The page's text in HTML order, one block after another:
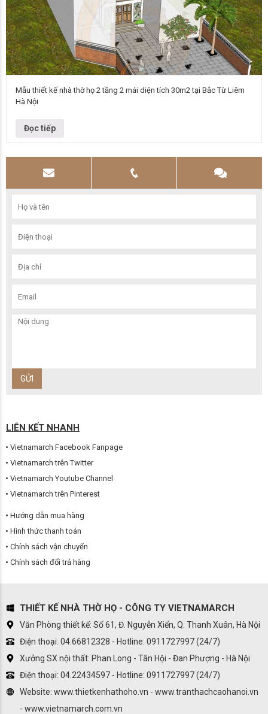
Anh Lâm Diện tích 30m2 Địa…
Mẫu thiết kế nhà thờ họ 2 tầng 2 mái diện tích 30m2 tại Bắc Từ Liêm
Hà Nội
Đọc tiếp
LIÊN KẾT NHANH
Vietnamarch Facebook Fanpage
Vietnamarch trên Twitter
Vietnamarch Youtube Channel
Vietnamarch trên Pinterest
Hướng dẫn mua hàng
Hình thức thanh toán
Chính sách vận chuyển
Chính sách đổi trả hàng
THIẾT KẾ NHÀ THỜ HỌ - CÔNG TY VIETNAMARCH
Văn Phòng thiết kế: Số 61, Đ. Nguyễn Xiển, Q. Thanh Xuân, Hà Nội
Điện thoại: 04.66812328 - Hotline: 0911727997 (24/7)
Xưởng SX nội thất: Phan Long - Tân Hội - Đan Phượng - Hà Nội
Điện thoại: 04.22434597 - Hotline: 0911727997 (24/7)
Website: www.thietkenhathoho.vn - www.tranthachcaohanoi.vn
- www.vietnamarch.com.vn